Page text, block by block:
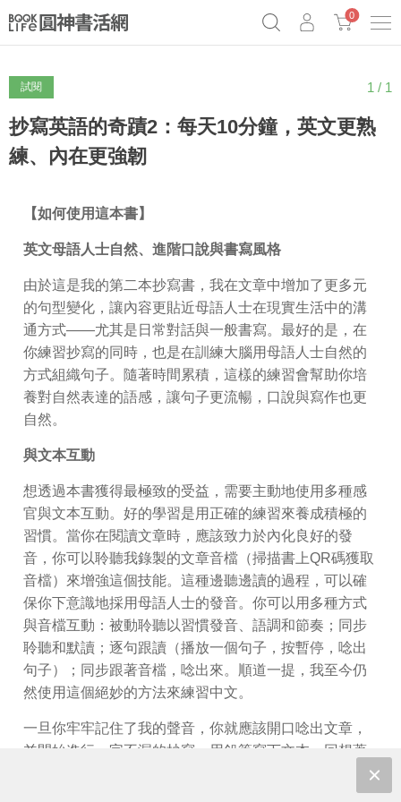
0
試閱 1 / 1
抄寫英語的奇蹟2：每天10分鐘，英文更熟
練、內在更強韌
【如何使用這本書】
英文母語人士自然、進階口說與書寫風格
由於這是我的第二本抄寫書，我在文章中增加了更多元
的句型變化，讓內容更貼近母語人士在現實生活中的溝
通方式——尤其是日常對話與一般書寫。最好的是，在
你練習抄寫的同時，也是在訓練大腦用母語人士自然的
方式組織句子。隨著時間累積，這樣的練習會幫助你培
養對自然表達的語感，讓句子更流暢，口說與寫作也更
自然。
與文本互動
想透過本書獲得最極致的受益，需要主動地使用多種感
官與文本互動。好的學習是用正確的練習來養成積極的
習慣。當你在閱讀文章時，應該致力於內化良好的發
音，你可以聆聽我錄製的文章音檔（掃描書上QR碼獲取
音檔）來增強這個技能。這種邊聽邊讀的過程，可以確
保你下意識地採用母語人士的發音。你可以用多種方式
與音檔互動：被動聆聽以習慣發音、語調和節奏；同步
聆聽和默讀；逐句跟讀（播放一個句子，按暫停，唸出
句子）；同步跟著音檔，唸出來。順道一提，我至今仍
然使用這個絕妙的方法來練習中文。
一旦你牢牢記住了我的聲音，你就應該開口唸出文章，
並開始進行一字不漏的抄寫。用鉛筆寫下文本，回想著
節奏。一邊唸一邊寫，來深入鞏固你的英文學習成果。